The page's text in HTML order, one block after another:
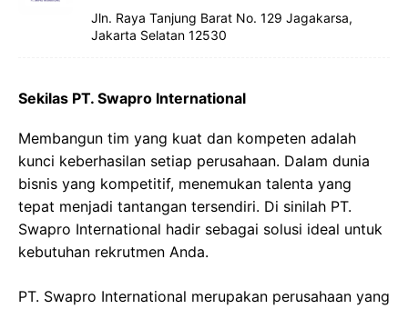
Jln. Raya Tanjung Barat No. 129 Jagakarsa,
Jakarta Selatan 12530
Sekilas PT. Swapro International
Membangun tim yang kuat dan kompeten adalah
kunci keberhasilan setiap perusahaan. Dalam dunia
bisnis yang kompetitif, menemukan talenta yang
tepat menjadi tantangan tersendiri. Di sinilah PT.
Swapro International hadir sebagai solusi ideal untuk
kebutuhan rekrutmen Anda.
PT. Swapro International merupakan perusahaan yang